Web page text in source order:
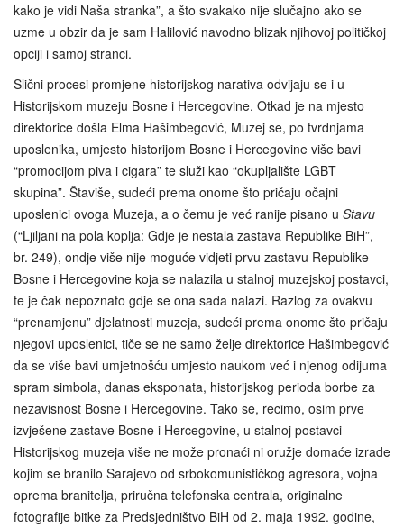
kako je vidi Naša stranka”, a što svakako nije slučajno ako se
uzme u obzir da je sam Halilović navodno blizak njihovoj političkoj
opciji i samoj stranci.
Slični procesi promjene historijskog narativa odvijaju se i u
Historijskom muzeju Bosne i Hercegovine. Otkad je na mjesto
direktorice došla Elma Hašimbegović, Muzej se, po tvrdnjama
uposlenika, umjesto historijom Bosne i Hercegovine više bavi
“promocijom piva i cigara” te služi kao “okupljalište LGBT
skupina”. Štaviše, sudeći prema onome što pričaju očajni
uposlenici ovoga Muzeja, a o čemu je već ranije pisano u Stavu
(“Ljiljani na pola koplja: Gdje je nestala zastava Republike BiH”,
br. 249), ondje više nije moguće vidjeti prvu zastavu Republike
Bosne i Hercegovine koja se nalazila u stalnoj muzejskoj postavci,
te je čak nepoznato gdje se ona sada nalazi. Razlog za ovakvu
“prenamjenu” djelatnosti muzeja, sudeći prema onome što pričaju
njegovi uposlenici, tiče se ne samo želje direktorice Hašimbegović
da se više bavi umjetnošću umjesto naukom već i njenog odijuma
spram simbola, danas eksponata, historijskog perioda borbe za
nezavisnost Bosne i Hercegovine. Tako se, recimo, osim prve
izvješene zastave Bosne i Hercegovine, u stalnoj postavci
Historijskog muzeja više ne može pronaći ni oružje domaće izrade
kojim se branilo Sarajevo od srbokomunističkog agresora, vojna
oprema branitelja, priručna telefonska centrala, originalne
fotografije bitke za Predsjedništvo BiH od 2. maja 1992. godine,